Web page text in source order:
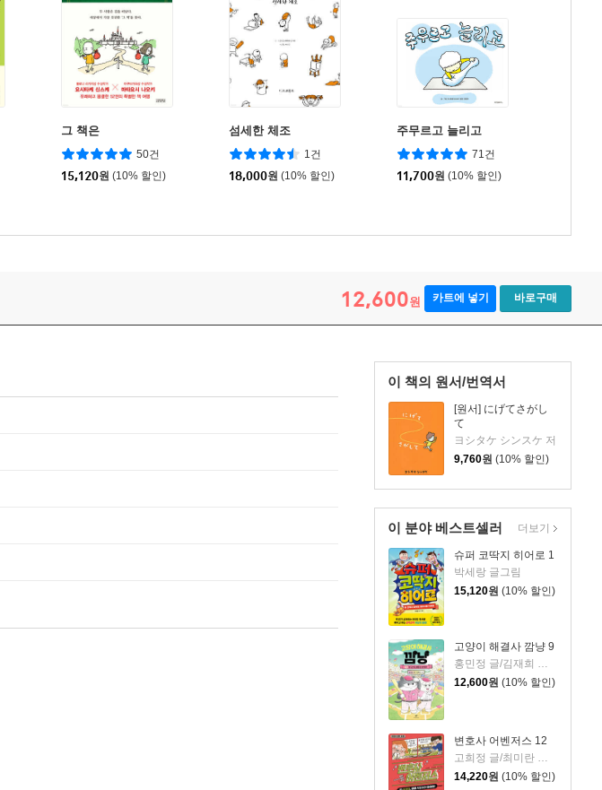
그 책은
50건
15,120원 (10% 할인)
섬세한 체조
1건
18,000원 (10% 할인)
주무르고 늘리고
71건
11,700원 (10% 할인)
12,600원 카트에 넣기 바로구매
이 책의 원서/번역서
[원서] にげてさがし
て
ヨシタケ シンスケ 저
9,760원 (10% 할인)
이 분야 베스트셀러
슈퍼 코딱지 히어로 1
박세랑 글그림
15,120원 (10% 할인)
고양이 해결사 깜냥 9
홍민정 글/김재희 그림
12,600원 (10% 할인)
변호사 어벤저스 12
고희정 글/최미란 그림/신주영 감수
14,220원 (10% 할인)
더보기